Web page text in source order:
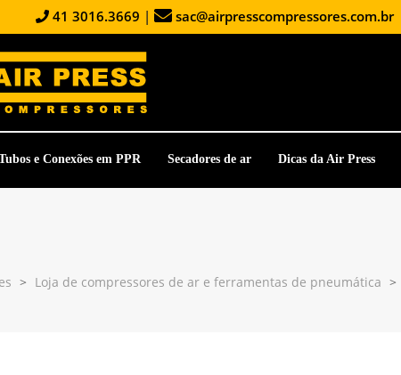
41 3016.3669 | sac@airpresscompressores.com.br
e Conexões em PPR Secadores de ar Dicas da Air Press
> Loja de compressores de ar e ferramentas de pneumática >